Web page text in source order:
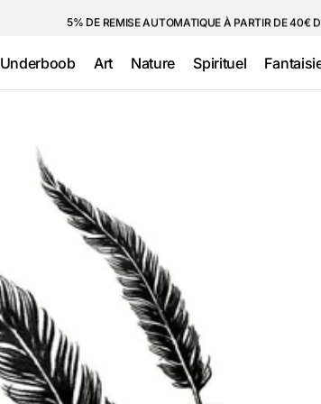
5% DE REMISE AUTOMATIQUE À PARTIR DE 40€
Underboob Art
Minimalistes
Nature
Etoiles
Spirituel